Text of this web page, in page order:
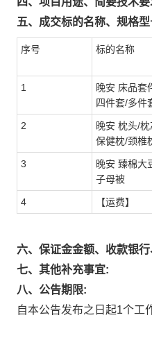
五、成交标的名称、规格
序号 标的名称
1
晚安 床品套
四件套/多件
2
晚安 枕头/
保健枕/颈椎
3
晚安 臻棉大
子母被
4 【运费】
六、保证金金额、收款银
七、其他补充事宜:
八、公告期限:
自本公告发布之日起1个工